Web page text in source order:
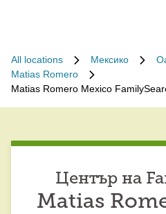
All locations Мексико
Matias Romero
Matias Romero Mexico
Център на
Matias